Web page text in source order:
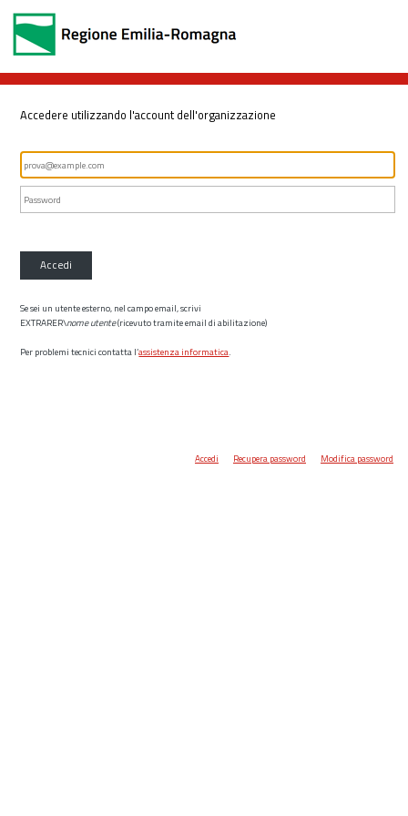
Accedere utilizzando l'account dell'organizzazione
Accedi
Se sei un utente esterno, nel campo email, scrivi
EXTRARER\nome utente(ricevuto tramite email di abilitazione)
Per problemi tecnici contatta l’assistenza informatica.
Accedi Recupera password Modifica password